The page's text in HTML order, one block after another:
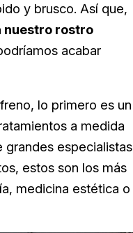
y brusco. Así que,
nuestro rostro
acabar
lo primero es un
a medida
grandes especialistas
estos son los más
medicina estética o